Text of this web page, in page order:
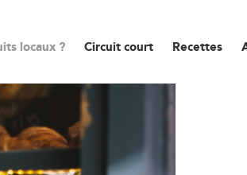
locaux ? Circuit court Recettes